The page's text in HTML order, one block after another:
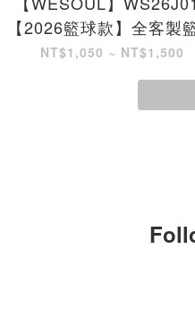
【2026籃球款】全客製
服
NT$1,050 ~ NT$1,500